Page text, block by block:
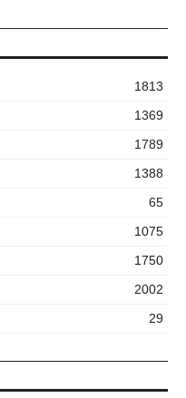
1813
1369
1789
1388
65
1075
1750
2002
29